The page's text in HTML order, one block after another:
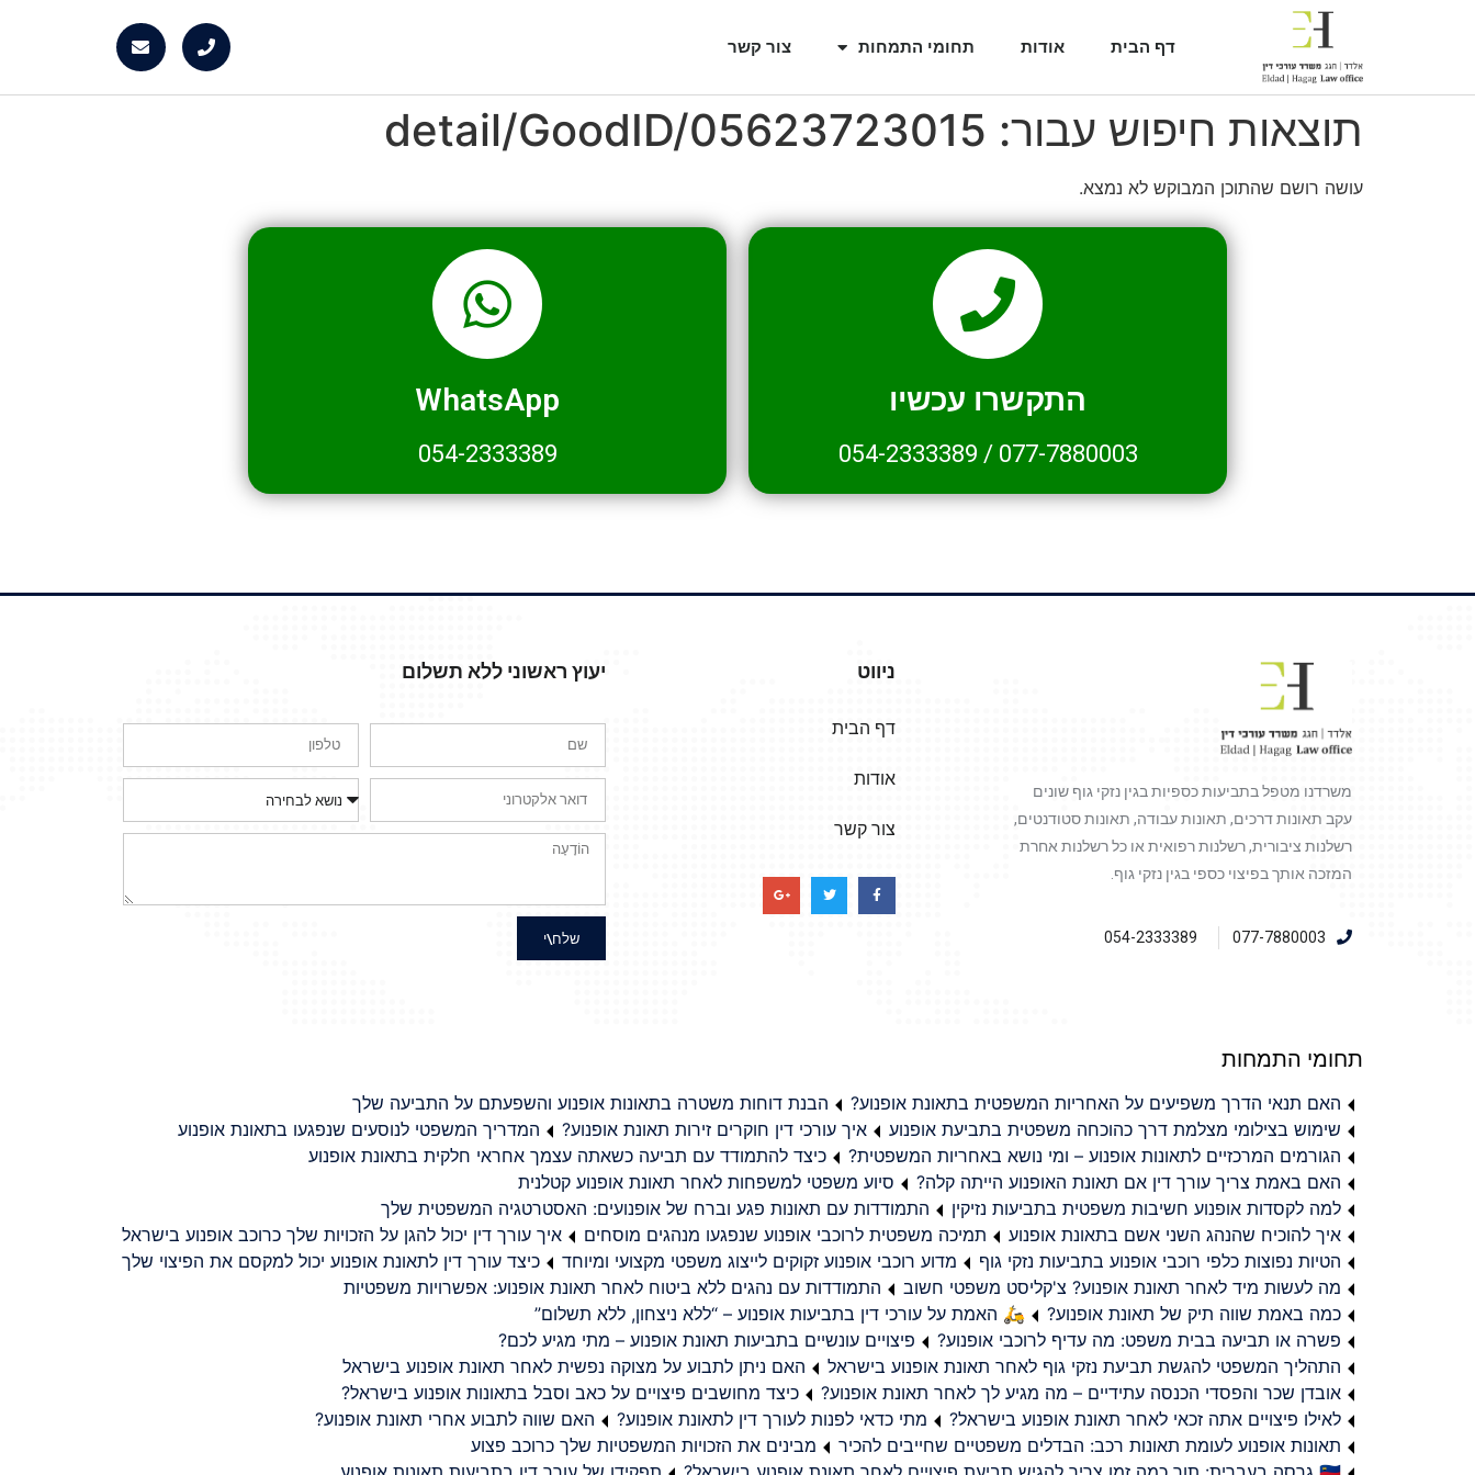
דף הבית אודות תחומי התמחות צור קשר
תוצאות חיפוש עבור: detail/GoodID/05623723015
עושה רושם שהתוכן המבוקש לא נמצא.
התקשרו עכשיו
077-7880003
/
054-2333389
WhatsApp
054-2333389
משרדנו מטפל בתביעות כספיות בגין נזקי גוף שונים
עקב תאונות דרכים, תאונות עבודה, תאונות סטודנטים,
רשלנות ציבורית, רשלנות רפואית או כל רשלנות אחרת
המזכה אותך בפיצוי כספי בגין נזקי גוף.
077-7880003
054-2333389
ניווט
דף הבית
אודות
צור קשר
יעוץ ראשוני ללא תשלום
שלח\י
תחומי התמחות
האם תנאי הדרך משפיעים על האחריות המשפטית בתאונת אופנוע?
הבנת דוחות משטרה בתאונות אופנוע והשפעתם על התביעה שלך
שימוש בצילומי מצלמת דרך כהוכחה משפטית בתביעת אופנוע
איך עורכי דין חוקרים זירות תאונת אופנוע?
המדריך המשפטי לנוסעים שנפגעו בתאונת אופנוע
הגורמים המרכזיים לתאונות אופנוע – ומי נושא באחריות המשפטית?
כיצד להתמודד עם תביעה כשאתה עצמך אחראי חלקית בתאונת אופנוע
האם באמת צריך עורך דין אם תאונת האופנוע הייתה קלה?
סיוע משפטי למשפחות לאחר תאונת אופנוע קטלנית
למה לקסדות אופנוע חשיבות משפטית בתביעות נזיקין
התמודדות עם תאונות פגע וברח של אופנועים: האסטרטגיה המשפטית שלך
איך להוכיח שהנהג השני אשם בתאונת אופנוע
תמיכה משפטית לרוכבי אופנוע שנפגעו מנהגים מוסחים
איך עורך דין יכול להגן על הזכויות שלך כרוכב אופנוע בישראל
הטיות נפוצות כלפי רוכבי אופנוע בתביעות נזקי גוף
מדוע רוכבי אופנוע זקוקים לייצוג משפטי מקצועי ומיוחד
כיצד עורך דין לתאונת אופנוע יכול למקסם את הפיצוי שלך
מה לעשות מיד לאחר תאונת אופנוע? צ'קליסט משפטי חשוב
התמודדות עם נהגים ללא ביטוח לאחר תאונת אופנוע: אפשרויות משפטיות
כמה באמת שווה תיק של תאונת אופנוע?
🛵 האמת על עורכי דין בתביעות אופנוע – “ללא ניצחון, ללא תשלום”
פשרה או תביעה בבית משפט: מה עדיף לרוכבי אופנוע?
פיצויים עונשיים בתביעות תאונת אופנוע – מתי מגיע לכם?
התהליך המשפטי להגשת תביעת נזקי גוף לאחר תאונת אופנוע בישראל
האם ניתן לתבוע על מצוקה נפשית לאחר תאונת אופנוע בישראל
אובדן שכר והפסדי הכנסה עתידיים – מה מגיע לך לאחר תאונת אופנוע?
כיצד מחושבים פיצויים על כאב וסבל בתאונות אופנוע בישראל?
לאילו פיצויים אתה זכאי לאחר תאונת אופנוע בישראל?
מתי כדאי לפנות לעורך דין לתאונת אופנוע?
האם שווה לתבוע אחרי תאונת אופנוע?
תאונות אופנוע לעומת תאונות רכב: הבדלים משפטיים שחייבים להכיר
מבינים את הזכויות המשפטיות שלך כרוכב פצוע